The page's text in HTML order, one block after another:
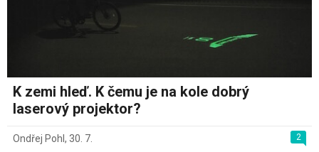
K zemi hleď. K čemu je na kole dobrý
laserový projektor?
2
Ondřej Pohl , 30. 7.